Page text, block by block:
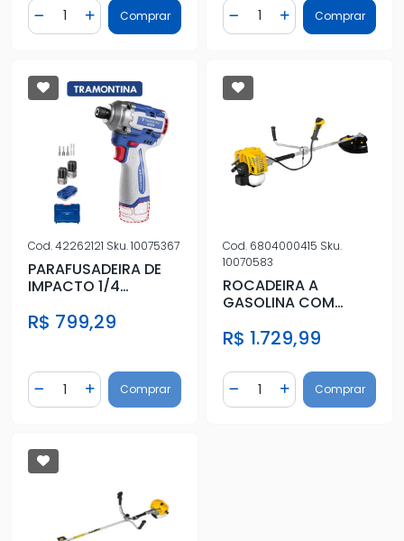
Diminuir Quantidade
Quantidade
Adicionar Quantidade
Comprar Diminuir Quantidade
Quantidade
AdicionarComprar
Cod.42262121 Sku.10075367
PARAFUSADEIRA DE
IMPACTO 1/4
BRUSHLESS
R$ 799,29
Diminuir Quantidade
Quantidade
Adicionar Quantidade
Comprar
Cod. 6804000415 Sku.
10070583
ROCADEIRA A
GASOLINA COM
RGP 415E
R$ 1.729,99
Diminuir Quantidade
Quantidade
AdicionarComprar